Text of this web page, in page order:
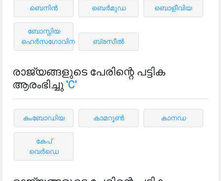
ബെനിൻ ബെർമുഡ ബൊളീവിയ
ബോസ്നിയ
ഹെർസഗോവിന
ബ്രസീൽ
രാജ്യങ്ങളുടെ പേരിന്റെ പട്ടിക
ആരംഭിച്ചു 'C'
കംബോഡിയ കാമറൂൺ കാനഡ
കേപ്
വെർഡെ